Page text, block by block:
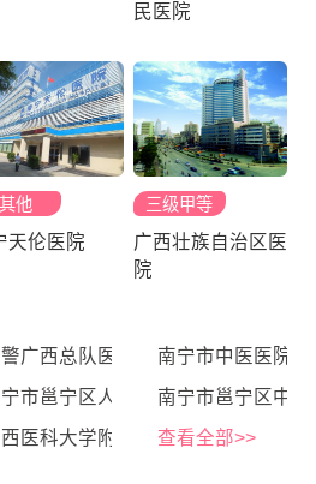
民医院
其他
天伦医院
三级甲等
广西壮族自治区医
院
医院
广西总队医院
南宁市中医医院
市邕宁区人民医院南宁市邕宁区中医
务中心
医科大学附属第一医院
查看全部>>